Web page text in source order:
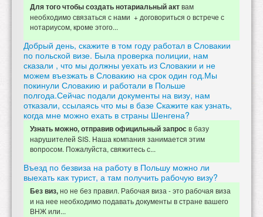
Для того чтобы создать нотариальный актвам
необходимо связаться с нами + договориться о встрече с
нотариусом, кроме этого...
Добрый день, скажите в том году работал в Словакии
по польской визе. Была проверка полиции, нам
сказали , что мы должны уехать из Словакии и не
можем въезжать в Словакию на срок один год.Мы
покинули Словакию и работали в Польше
полгода.Сейчас подали документы на визу, нам
отказали, ссылаясь что мы в базе Скажите как узнать,
когда мне можно ехать в страны Шенгена?
Узнать можно, отправив официльный запросв базу
нарушителей SIS. Наша компания занимается этим
вопросом. Пожалуйста, свяжитесь с...
Въезд по безвиза на работу в Польшу можно ли
выехать как турист, а там получить рабочую визу?
Без виз,но не без правил. Рабочая виза - это рабочая виза
и на нее необходимо подавать документы в стране вашего
ВНЖ или...